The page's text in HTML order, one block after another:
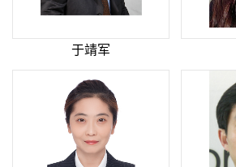
于靖军